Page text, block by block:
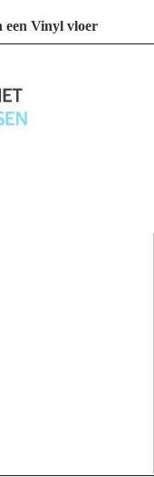
een Vinyl vloer